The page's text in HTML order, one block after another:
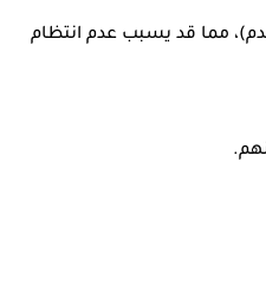
مما قد يسبب عدم انتظام